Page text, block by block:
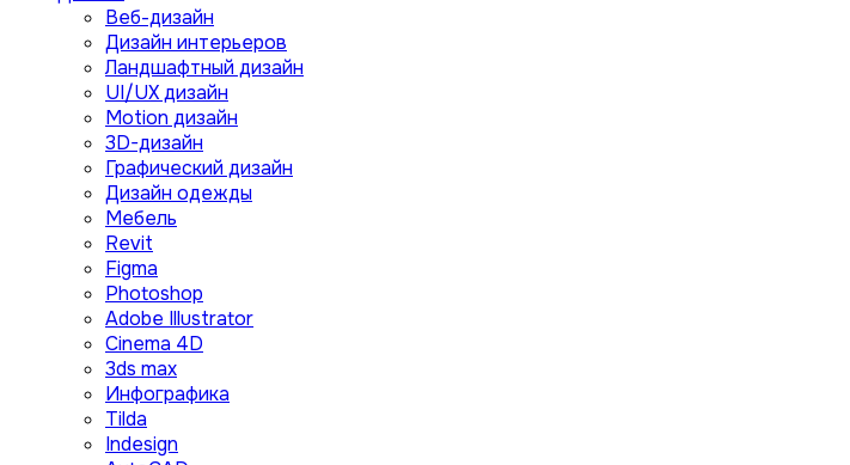
Веб-дизайн
Дизайн интерьеров
Ландшафтный дизайн
UI/UX дизайн
Motion дизайн
3D-дизайн
Графический дизайн
Дизайн одежды
Мебель
Revit
Figma
Photoshop
Adobe Illustrator
Сinema 4D
3ds max
Инфографика
Tilda
Indesign